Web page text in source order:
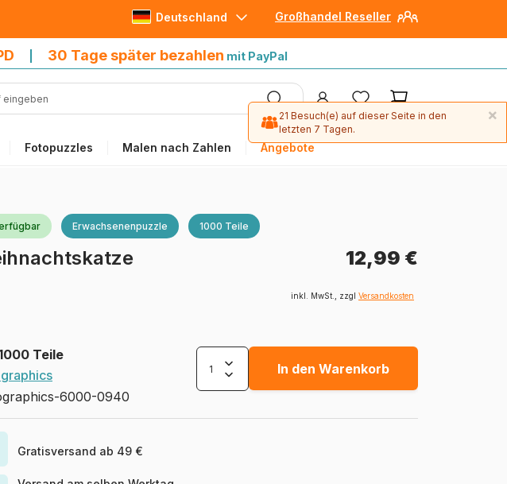
Großhandel Reseller
Deutschland
30 Tage später bezahlen mit PayPal
Fotopuzzles Malen nach Zahlen Angebote
Erwachsenenpuzzle 1000 Teile
12,99 €
inkl. MwSt., zzgl Versandkosten
Teile
6000-0940
In den Warenkorb
Gratisversand ab 49 €
×
21 Besuch(e) auf dieser Seite in den
letzten 7 Tagen.